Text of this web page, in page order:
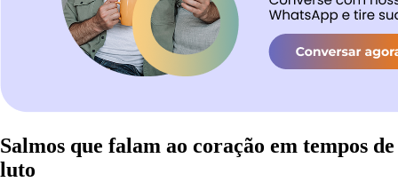
Salmos que falam ao coração em tempos de
luto